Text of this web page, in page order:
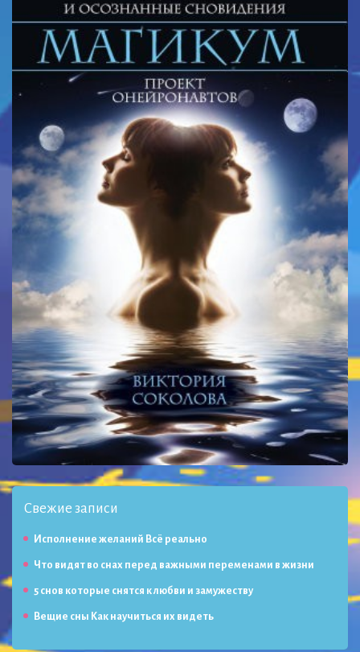
Свежие записи
Исполнение желаний Всё реально
Что видят во снах перед важными переменами в жизни
5 снов которые снятся к любви и замужеству
Вещие сны Как научиться их видеть